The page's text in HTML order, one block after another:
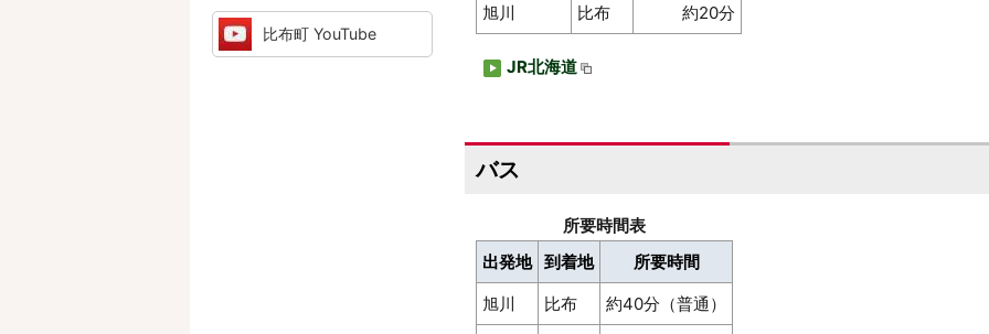
旭川
比布 約20分
JR北海道
バス
所要時間表
出発地 到着地
所要時間
旭川
比布
約40分（普通）
比布町 YouTube